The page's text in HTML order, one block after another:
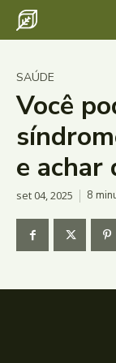
SAÚDE
Você
e achar
set 04, 2025 8